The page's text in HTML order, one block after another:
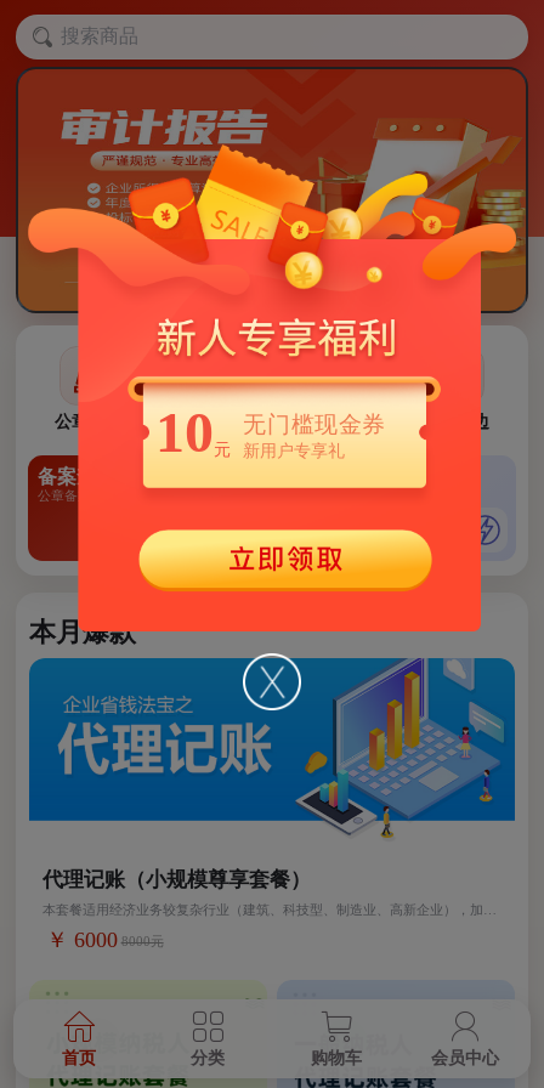
公章刻制 私章定制 办公用章 印章周边
备案查询
公章备案信息
本月爆款
代理记账（小规模尊享套餐）
本套餐适用经济业务较复杂行业（建筑、科技型、制造业、高新企业），加急
￥ 6000 8000元
10元
无门槛现金券
新用户专享礼
首页 分类 购物车 会员中心